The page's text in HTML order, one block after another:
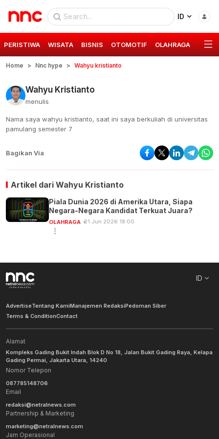
ID
PERISTIWA WISATA BISNIS OTOMOTIF OLAHRAGA GAYA
Home Nnc hype Wahyu kristianto
Wahyu Kristianto
menulis
Nama saya wahyu kristianto, saat ini saya berkuliah di universitas
pamulang semester 7
Bagikan Via
Artikel dari Wahyu Kristianto
Piala Dunia 2026 di Amerika Utara, Siapa
Negara-Negara Kandidat Terkuat Juara?
OLAHRAGA 21 Jun 2026 18:00
ID
AdvertiseTentang KamiManajemen RedaksiPedoman Siber
Terms & ConditionContact
Alamat
Kompleks Gading Bukit Indah Blok D No 18, Jalan Bukit Gading Raya, Kelapa
Gading Permai, Jakarta Utara, 14240
Nomor Telepon
087785148706
Email
redaksi@netralnews.com
Partnership & Marketing
marketing@netralnews.com
Jam Operasional